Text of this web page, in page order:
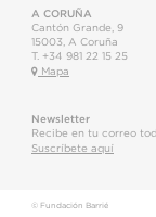
A CORUÑA
Cantón Grande, 9
15003
A Coruña
T. +34 981 22 15 25
Mapa
Newsletter
Recibe en tu correo
Suscríbete aquí
© Fundación Barrié